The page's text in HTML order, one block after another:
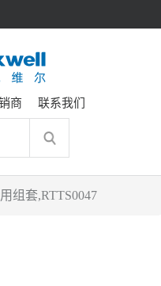
商 联系我们
组套,RTTS0047